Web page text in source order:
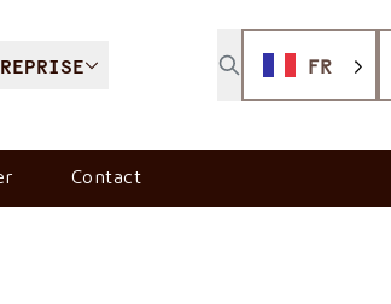
FR
Contact